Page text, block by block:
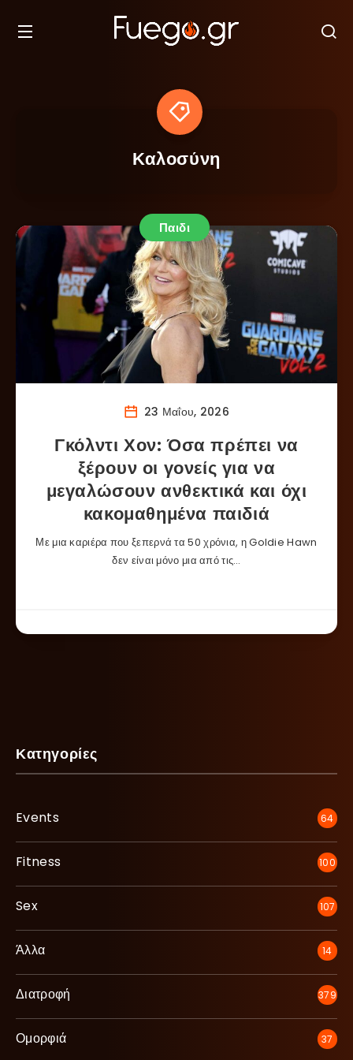
Καλοσύνη
Παιδι
23 Μαΐου, 2026
Γκόλντι Χον: Όσα πρέπει να
ξέρουν οι γονείς για να
μεγαλώσουν ανθεκτικά και όχι
κακομαθημένα παιδιά
Με μια καριέρα που ξεπερνά τα 50 χρόνια, η Goldie Hawn
δεν είναι μόνο μια από τις…
Κατηγορίες
Events 64
Fitness 100
Sex 107
Άλλα 14
Διατροφή 379
Ομορφιά 37